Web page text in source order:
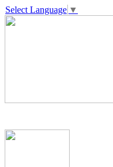
Select Language ▼